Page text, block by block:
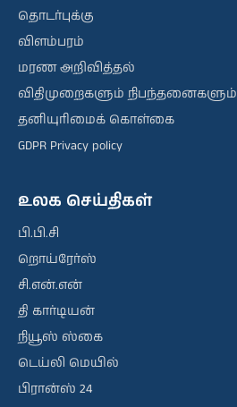
தொடர்புக்கு
விளம்பரம்
மரண அறிவித்தல்
விதிமுறைகளும் நிபந்தனைகளும்
தனியுரிமைக் கொள்கை
GDPR Privacy policy
உலக செய்திகள்
பி.பி.சி
றொய்ரேர்ஸ்
சி.என்.என்
தி கார்டியன்
நியூஸ் ஸ்கை
டெய்லி மெயில்
பிரான்ஸ் 24